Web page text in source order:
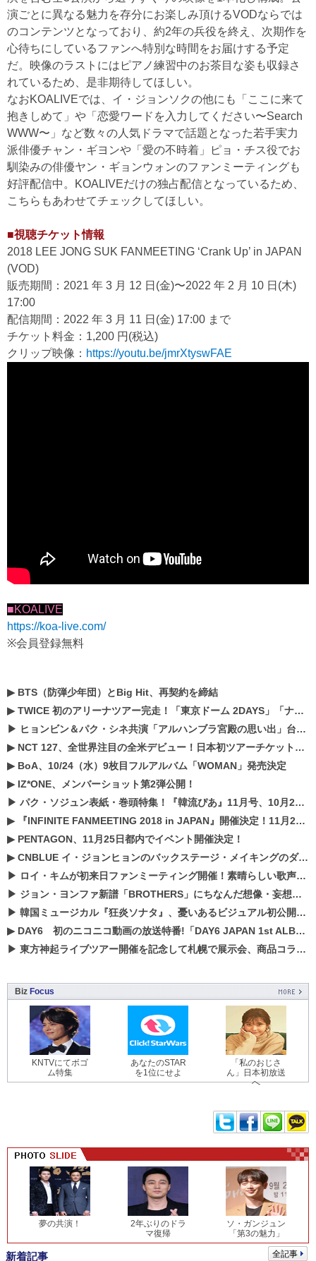
演ごとに異なる魅力を存分にお楽しみ頂けるVODならでは
のコンテンツとなっており、約2年の兵役を終え、次期作を
心待ちにしているファンへ特別な時間をお届けする予定
だ。映像のラストにはピアノ練習中のお茶目な姿も収録さ
れているため、是非期待してほしい。
なおKOALIVEでは、イ・ジョンソクの他にも「ここに来て
抱きしめて」や「恋愛ワードを入力してください〜Search
WWW〜」など数々の人気ドラマで話題となった若手実力
派俳優チャン・ギヨンや「愛の不時着」ピョ・チス役でお
馴染みの俳優ヤン・ギョンウォンのファンミーティングも
好評配信中。KOALIVEだけの独占配信となっているため、
こちらもあわせてチェックしてほしい。
■視聴チケット情報
2018 LEE JONG SUK FANMEETING ‘Crank Up’ in JAPAN
(VOD)
販売期間：2021 年 3 月 12 日(金)〜2022 年 2 月 10 日(木)
17:00
配信期間：2022 年 3 月 11 日(金) 17:00 まで
チケット料金：1,200 円(税込)
クリップ映像： https://youtu.be/jmrXtyswFAE
■KOALIVE
https://koa-live.com/
※会員登録無料
▶ BTS（防弾少年団）とBig Hit、再契約を締結
▶TWICE 初のアリーナツアー完走！「東京ドーム 2DAYS」「ナゴヤドーム1DAY」「京セラドーム1DAY」2019年ドームツアー開催決定！！
▶ ヒョンビン＆パク・シネ共演「アルハンブラ宮殿の思い出」台本読み現場を公開
▶ NCT 127、全世界注目の全米デビュー！日本初ツアーチケットが早くもプレミア化！？
▶ BoA、10/24（水）9枚目フルアルバム「WOMAN」発売決定
▶ IZ*ONE、メンバーショット第2弾公開！
▶ パク・ソジュン表紙・巻頭特集！『韓流ぴあ』11月号、10月22日（月）発売！
▶
『INFINITE FANMEETING 2018 in JAPAN』開催決定！11月21、22日にパシフィコ横浜にて実施
▶ PENTAGON、11月25日都内でイベント開催決定！
▶CNBLUE イ・ジョンヒョンのバックステージ・メイキングのダイジェスト映像が公開！
▶ ロイ・キムが初来日ファンミーティング開催！素晴らしい歌声に癒される贅沢な時間
▶ ジョン・ヨンファ新譜「BROTHERS」にちなんだ想像・妄想企画がスタート！
▶ 韓国ミュージカル『狂炎ソナタ』、憂いある​ビジュアル初公開!! 主役リョウク、SHIN、KENらのコメントが到着！
▶ DAY6 初のニコニコ動画の放送特番!「DAY6 JAPAN 1st ALBUM「UNLOCK」発売記念 ライブ@ニコ生」を配信決定!
▶ 東方神起ライブツアー開催を記念して札幌で展示会、商品コラボが実現！！
Biz Focus
KNTVにてボゴ
ム特集
あなたのSTAR
を1位にせよ
「私のおじさ
ん」日本初放送
へ
夢の共演！
2年ぶりのドラ
マ復帰
ソ・ガンジュン
「第3の魅力」
全記事
新着記事